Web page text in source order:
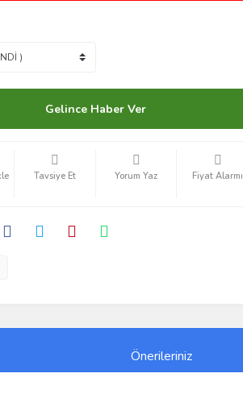
Gelince Haber Ver
Tavsiye Et Yorum Yaz Fiyat Alarmı
Önerileriniz